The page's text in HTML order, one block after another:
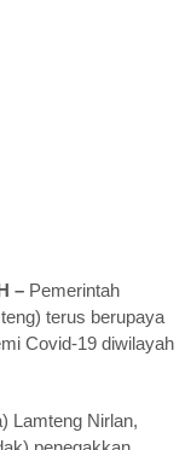
– Pemerintah
terus berupaya
Covid-19 diwilayah
Lamteng Nirlan,